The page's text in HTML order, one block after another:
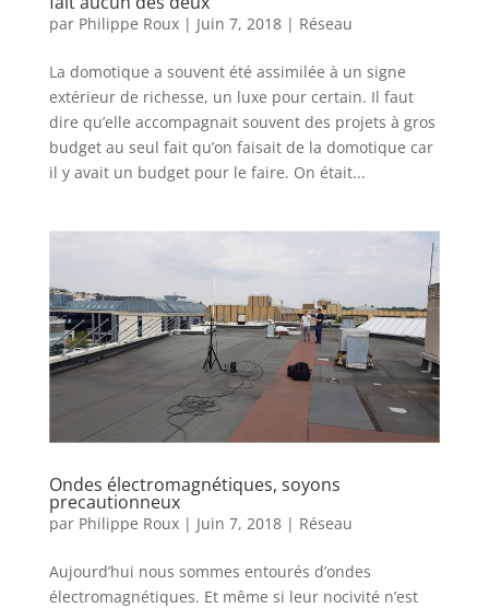
par Philippe Roux| Juin 7, 2018| Réseau
La domotique a souvent été assimilée à un signe
extérieur de richesse, un luxe pour certain. Il faut
dire qu’elle accompagnait souvent des projets à gros
budget au seul fait qu’on faisait de la domotique car
il y avait un budget pour le faire. On était...
Ondes électromagnétiques, soyons
precautionneux
par Philippe Roux| Juin 7, 2018| Réseau
Aujourd’hui nous sommes entourés d’ondes
électromagnétiques. Et même si leur nocivité n’est